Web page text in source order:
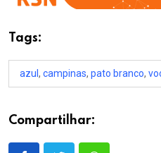
Tags:
azul , campinas, pato branco,
Compartilhar: